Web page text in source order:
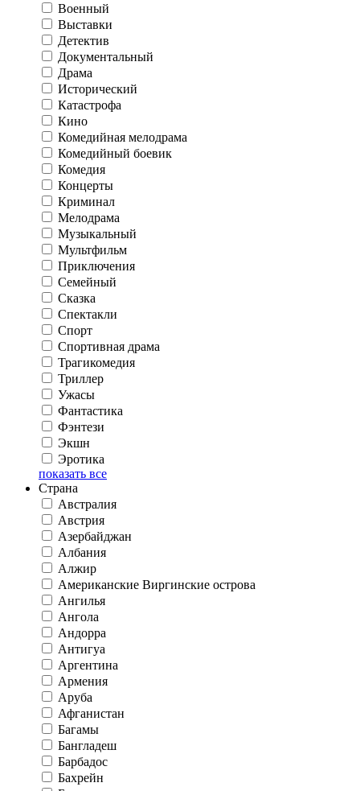
Военный
Выставки
Детектив
Документальный
Драма
Исторический
Катастрофа
Кино
Комедийная мелодрама
Комедийный боевик
Комедия
Концерты
Криминал
Мелодрама
Музыкальный
Мультфильм
Приключения
Семейный
Сказка
Спектакли
Спорт
Спортивная драма
Трагикомедия
Триллер
Ужасы
Фантастика
Фэнтези
Экшн
Эротика
показать все
Страна
Австралия
Австрия
Азербайджан
Албания
Алжир
Американские Виргинские острова
Ангилья
Ангола
Андорра
Антигуа
Аргентина
Армения
Аруба
Афганистан
Багамы
Бангладеш
Барбадос
Бахрейн